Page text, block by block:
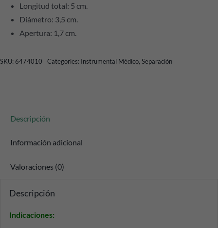
Longitud total: 5 cm.
Diámetro: 3,5 cm.
Apertura: 1,7 cm.
SKU:6474010 Categories: Instrumental Médico, Separación
Descripción
Información adicional
Valoraciones (0)
Descripción
Indicaciones: